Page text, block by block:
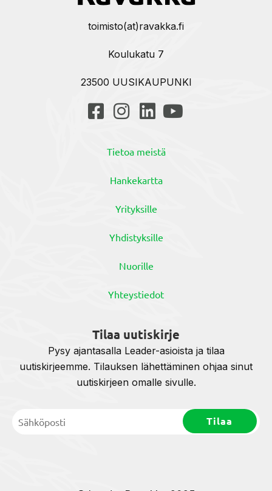
toimisto(at)ravakka.fi
Koulukatu 7
23500 UUSIKAUPUNKI
Tietoa meistä
Hankekartta
Yrityksille
Yhdistyksille
Nuorille
Yhteystiedot
Tilaa uutiskirje
Pysy ajantasalla Leader-asioista ja tilaa
uutiskirjeemme. Tilauksen lähettäminen ohjaa sinut
uutiskirjeen omalle sivulle.